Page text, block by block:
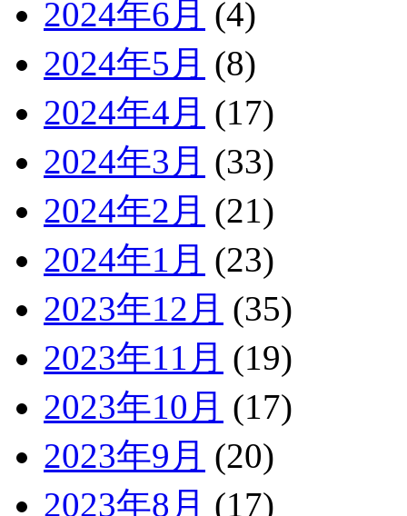
2024年6月 (4)
2024年5月 (8)
2024年4月 (17)
2024年3月 (33)
2024年2月 (21)
2024年1月 (23)
2023年12月 (35)
2023年11月 (19)
2023年10月 (17)
2023年9月 (20)
2023年8月 (17)